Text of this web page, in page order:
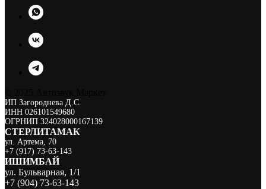
ИП Загороднева Д.С.
ИНН 026101549680
ОГРНИП 324028000167139
СТЕРЛИТАМАК
ул. Артема, 70
+7 (917) 73-63-143
ИШИМБА Й
ул. Бульварная, 1/1
+7 (904) 73-63-143